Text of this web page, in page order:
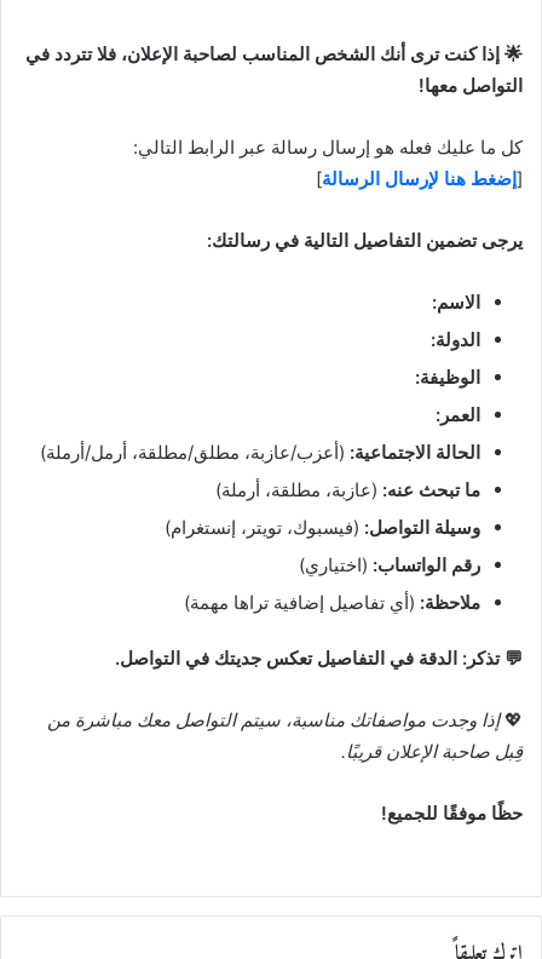
🌟 إذا كنت ترى أنك الشخص المناسب لصاحبة الإعلان، فلا تتردد في
التواصل معها!
كل ما عليك فعله هو إرسال رسالة عبر الرابط التالي:
[إضغط هنا لإرسال الرسالة]
يرجى تضمين التفاصيل التالية في رسالتك:
الاسم:
الدولة:
الوظيفة:
العمر:
الحالة الاجتماعية: (أعزب/عازبة، مطلق/مطلقة، أرمل/أرملة)
ما تبحث عنه: (عازبة، مطلقة، أرملة)
وسيلة التواصل: (فيسبوك، تويتر، إنستغرام)
رقم الواتساب: (اختياري)
ملاحظة: (أي تفاصيل إضافية تراها مهمة)
💬 تذكر: الدقة في التفاصيل تعكس جديتك في التواصل.
💖إذا وجدت مواصفاتك مناسبة، سيتم التواصل معك مباشرة من
قِبل صاحبة الإعلان قريبًا.
حظًا موفقًا للجميع!